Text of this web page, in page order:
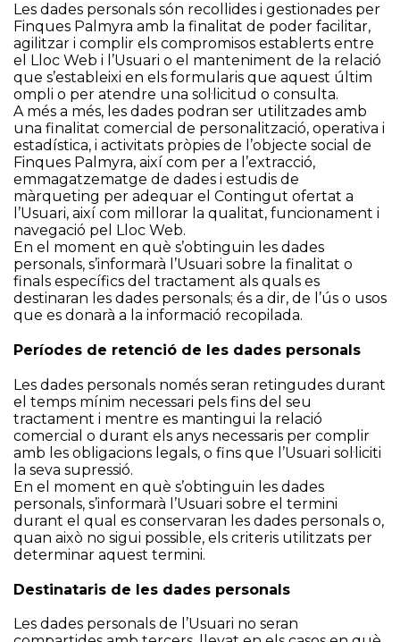
Les dades personals són recollides i gestionades per
Finques Palmyra amb la finalitat de poder facilitar,
agilitzar i complir els compromisos establerts entre
el Lloc Web i l’Usuari o el manteniment de la relació
que s’estableixi en els formularis que aquest últim
ompli o per atendre una sol·licitud o consulta.
A més a més, les dades podran ser utilitzades amb
una finalitat comercial de personalització, operativa i
estadística, i activitats pròpies de l’objecte social de
Finques Palmyra, així com per a l’extracció,
emmagatzematge de dades i estudis de
màrqueting per adequar el Contingut ofertat a
l’Usuari, així com millorar la qualitat, funcionament i
navegació pel Lloc Web.
En el moment en què s’obtinguin les dades
personals, s’informarà l’Usuari sobre la finalitat o
finals específics del tractament als quals es
destinaran les dades personals; és a dir, de l’ús o usos
que es donarà a la informació recopilada.
Períodes de retenció de les dades personals
Les dades personals només seran retingudes durant
el temps mínim necessari pels fins del seu
tractament i mentre es mantingui la relació
comercial o durant els anys necessaris per complir
amb les obligacions legals, o fins que l’Usuari sol·liciti
la seva supressió.
En el moment en què s’obtinguin les dades
personals, s’informarà l’Usuari sobre el termini
durant el qual es conservaran les dades personals o,
quan això no sigui possible, els criteris utilitzats per
determinar aquest termini.
Destinataris de les dades personals
Les dades personals de l’Usuari no seran